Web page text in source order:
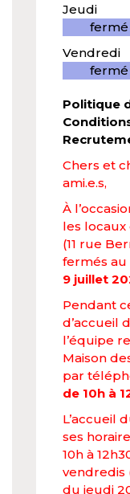
Jeudi
fermé
Vendredi
fermé
Politique
Chers et
ami.e.s,
À
les locaux
(11 rue
fermés
9 juillet
Pendant
d’accueil
l’équipe
Maison
par
de 10h à
L’accueil
ses
10h à
vendredis
du jeudi